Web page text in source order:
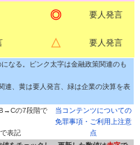
◎ 要人発言
△ 要人発言
なる。ピンク太字は金融政策関連のも
連、黄は要人発言、緑は企業の決算を表
の7段階で
表記
当コンテンツについての
免罪事項・ご利用上注意
点